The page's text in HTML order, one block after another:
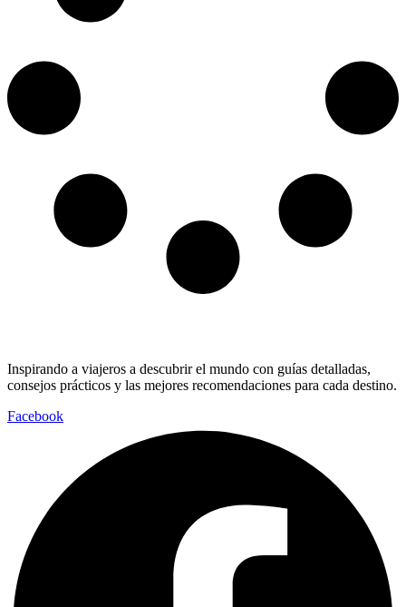
Inspirando a viajeros a descubrir el mundo con guías detalladas,
consejos prácticos y las mejores recomendaciones para cada destino.
Facebook